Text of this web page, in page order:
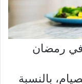
في رمضان
بالنسبة